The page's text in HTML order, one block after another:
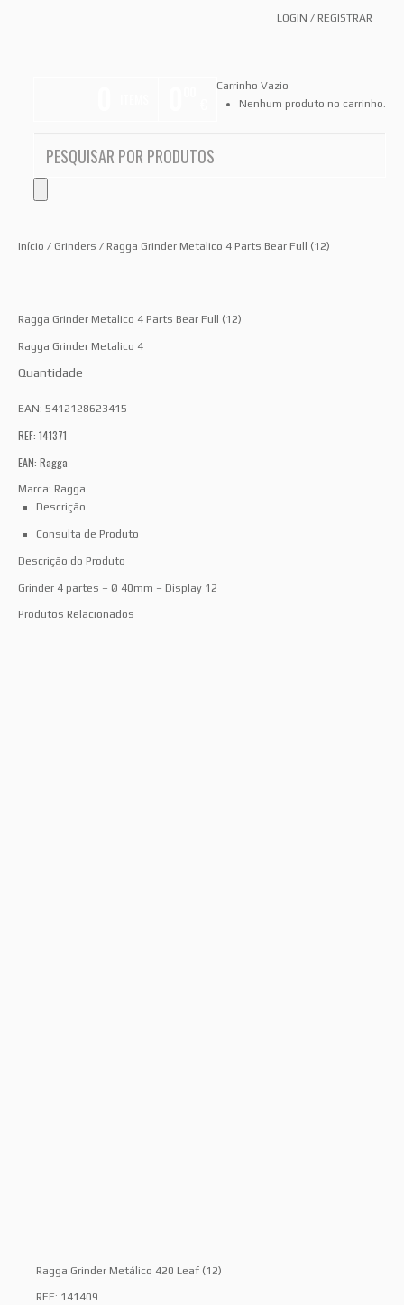
LOGIN / REGISTRAR
Carrinho Vazio
Nenhum produto no carrinho.
Início / Grinders / Ragga Grinder Metalico 4 Parts Bear Full (12)
Ragga Grinder Metalico 4 Parts Bear Full (12)
Ragga Grinder Metalico 4
Quantidade
EAN: 5412128623415
REF: 141371
EAN: Ragga
Marca: Ragga
Descrição
Consulta de Produto
Descrição do Produto
Grinder 4 partes – Ø 40mm – Display 12
Produtos Relacionados
Ragga Grinder Metálico 420 Leaf (12)
REF: 141409